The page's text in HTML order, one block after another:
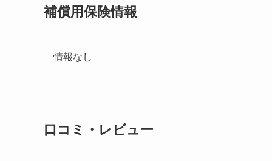
補償用保険情報
情報なし
口コミ・レビュー